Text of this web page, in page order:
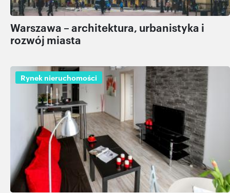
Warszawa – architektura, urbanistyka i
rozwój miasta
Rynek nieruchomości